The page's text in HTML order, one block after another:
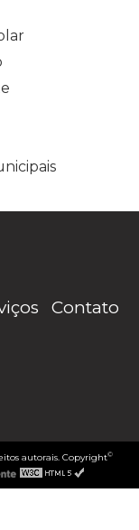
Contato
autorais. Copyright©